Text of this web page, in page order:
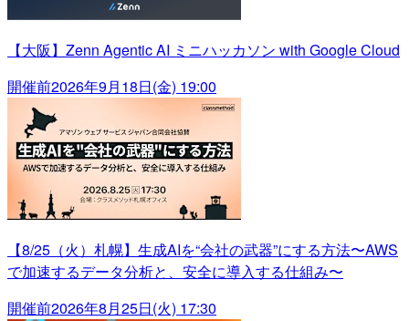
【大阪】Zenn Agentic AI ミニハッカソン with Google Cloud
開催前2026年9月18日(金) 19:00
【8/25（火）札幌】生成AIを“会社の武器”にする方法〜AWS
で加速するデータ分析と、安全に導入する仕組み〜
開催前2026年8月25日(火) 17:30